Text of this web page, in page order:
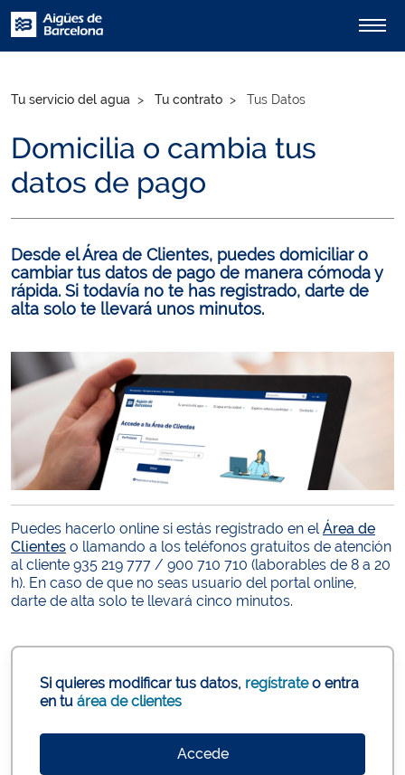
Tu servicio del agua Tu contrato Tus Datos
Domicilia o cambia tus
datos de pago
Desde el Área de Clientes, puedes domiciliar o
cambiar tus datos de pago de manera cómoda y
rápida. Si todavía no te has registrado, darte de
alta solo te llevará unos minutos.
Puedes hacerlo online si estás registrado en elÁrea de
Clientes o llamando a los teléfonos gratuitos de atención
al cliente 935 219 777 / 900 710 710 (laborables de 8 a 20
h). En caso de que no seas usuario del portal online,
darte de alta solo te llevará cinco minutos.
Si quieres modificar tus datos, regístrateo entra
en tu área de clientes
Accede